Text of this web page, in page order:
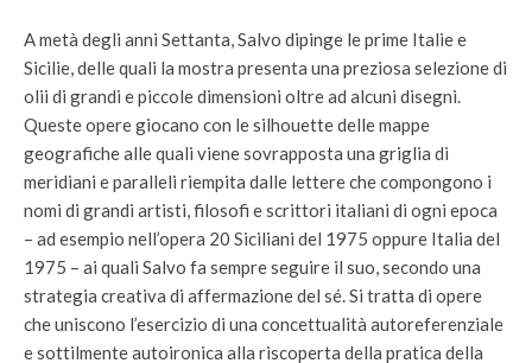
A metà degli anni Settanta, Salvo dipinge le prime Italie e
Sicilie, delle quali la mostra presenta una preziosa selezione di
olii di grandi e piccole dimensioni oltre ad alcuni disegni.
Queste opere giocano con le silhouette delle mappe
geografiche alle quali viene sovrapposta una griglia di
meridiani e paralleli riempita dalle lettere che compongono i
nomi di grandi artisti, filosofi e scrittori italiani di ogni epoca
– ad esempio nell’opera 20 Siciliani del 1975 oppure Italia del
1975 – ai quali Salvo fa sempre seguire il suo, secondo una
strategia creativa di affermazione del sé. Si tratta di opere
che uniscono l’esercizio di una concettualità autoreferenziale
e sottilmente autoironica alla riscoperta della pratica della